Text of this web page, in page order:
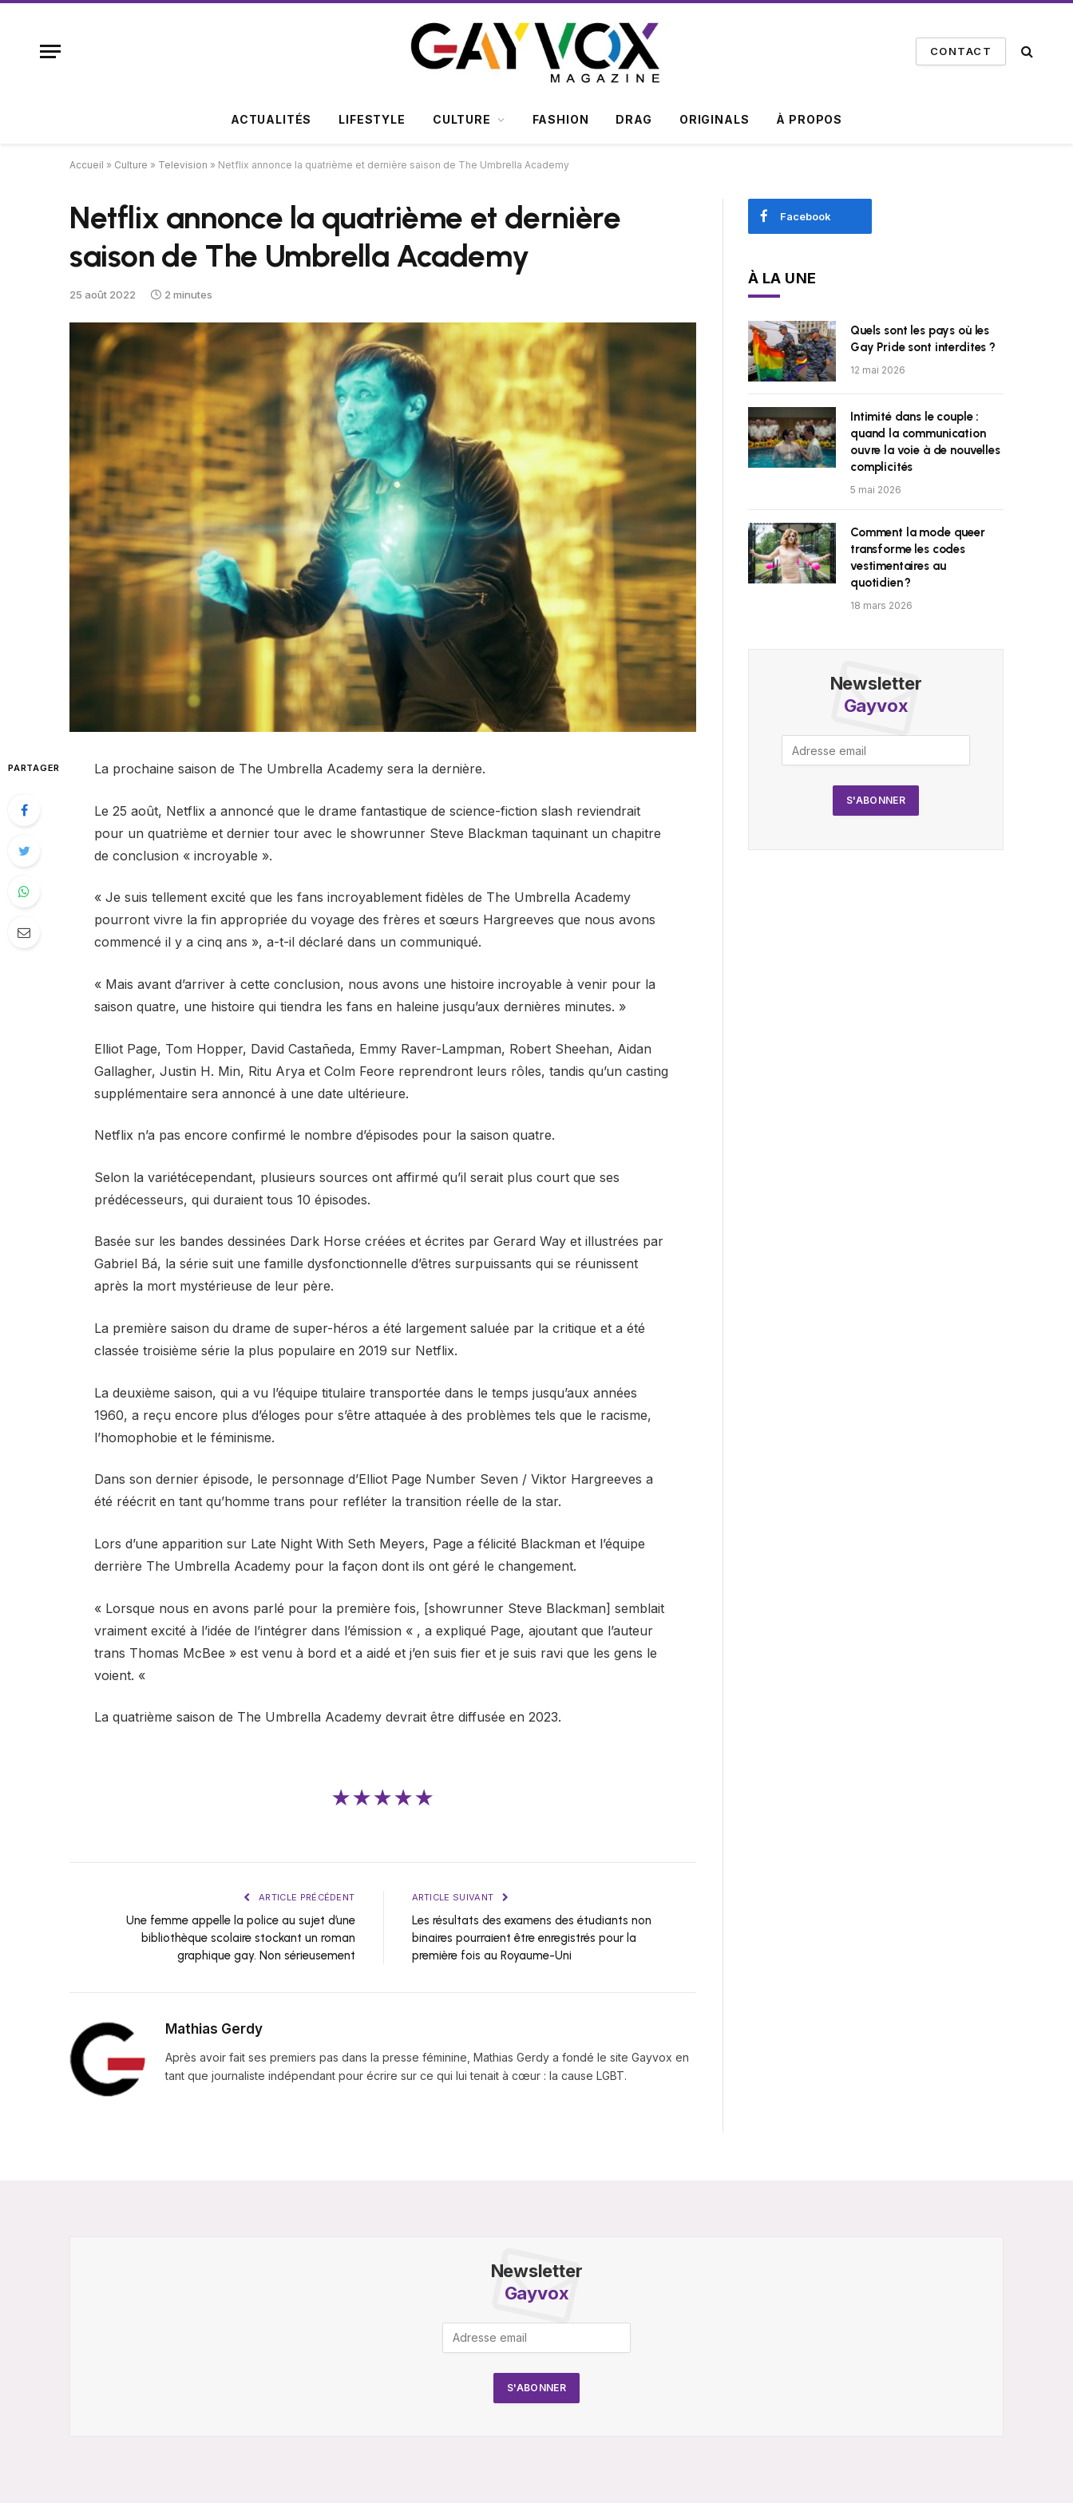
CONTACT
ACTUALITÉS LIFESTYLE CULTURE FASHION DRAG ORIGINALS À PROPOS
Accueil » Culture » Television » Netflix annonce la quatrième et dernière saison de The Umbrella Academy
Netflix annonce la quatrième et dernière
saison de The Umbrella Academy
25 août 2022 2 minutes
PARTAGER La prochaine saison de The Umbrella Academy sera la dernière.
Le 25 août, Netflix a annoncé que le drame fantastique de science-fiction slash reviendrait
pour un quatrième et dernier tour avec le showrunner Steve Blackman taquinant un chapitre
de conclusion « incroyable ».
« Je suis tellement excité que les fans incroyablement fidèles de The Umbrella Academy
pourront vivre la fin appropriée du voyage des frères et sœurs Hargreeves que nous avons
commencé il y a cinq ans », a-t-il déclaré dans un communiqué.
« Mais avant d’arriver à cette conclusion, nous avons une histoire incroyable à venir pour la
saison quatre, une histoire qui tiendra les fans en haleine jusqu’aux dernières minutes. »
Elliot Page, Tom Hopper, David Castañeda, Emmy Raver-Lampman, Robert Sheehan, Aidan
Gallagher, Justin H. Min, Ritu Arya et Colm Feore reprendront leurs rôles, tandis qu’un casting
supplémentaire sera annoncé à une date ultérieure.
Netflix n’a pas encore confirmé le nombre d’épisodes pour la saison quatre.
Selon la variétécependant, plusieurs sources ont affirmé qu’il serait plus court que ses
prédécesseurs, qui duraient tous 10 épisodes.
Basée sur les bandes dessinées Dark Horse créées et écrites par Gerard Way et illustrées par
Gabriel Bá, la série suit une famille dysfonctionnelle d’êtres surpuissants qui se réunissent
après la mort mystérieuse de leur père.
La première saison du drame de super-héros a été largement saluée par la critique et a été
classée troisième série la plus populaire en 2019 sur Netflix.
La deuxième saison, qui a vu l’équipe titulaire transportée dans le temps jusqu’aux années
1960, a reçu encore plus d’éloges pour s’être attaquée à des problèmes tels que le racisme,
l’homophobie et le féminisme.
Dans son dernier épisode, le personnage d’Elliot Page Number Seven / Viktor Hargreeves a
été réécrit en tant qu’homme trans pour refléter la transition réelle de la star.
Lors d’une apparition sur Late Night With Seth Meyers, Page a félicité Blackman et l’équipe
derrière The Umbrella Academy pour la façon dont ils ont géré le changement.
« Lorsque nous en avons parlé pour la première fois, [showrunner Steve Blackman] semblait
vraiment excité à l’idée de l’intégrer dans l’émission « , a expliqué Page, ajoutant que l’auteur
trans Thomas McBee » est venu à bord et a aidé et j’en suis fier et je suis ravi que les gens le
voient. «
La quatrième saison de The Umbrella Academy devrait être diffusée en 2023.
★★★★★
ARTICLE PRÉCÉDENT
Une femme appelle la police au sujet d’une
bibliothèque scolaire stockant un roman
graphique gay. Non sérieusement
ARTICLE SUIVANT
Les résultats des examens des étudiants non
binaires pourraient être enregistrés pour la
première fois au Royaume-Uni
Mathias Gerdy
Après avoir fait ses premiers pas dans la presse féminine, Mathias Gerdy a fondé le site Gayvox en
tant que journaliste indépendant pour écrire sur ce qui lui tenait à cœur : la cause LGBT.
Facebook
À LA UNE
Quels sont les pays où les
Gay Pride sont interdites ?
12 mai 2026
Intimité dans le couple :
quand la communication
ouvre la voie à de nouvelles
complicités
5 mai 2026
Comment la mode queer
transforme les codes
vestimentaires au
quotidien ?
18 mars 2026
Newsletter
Gayvox
Newsletter
Gayvox